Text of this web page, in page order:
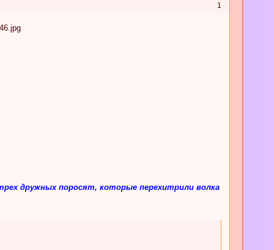
1
дружных поросят, которые перехитрили волка